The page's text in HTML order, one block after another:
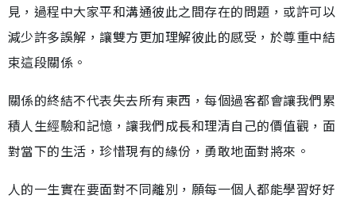
見，過程中大家平和溝通彼此之間存在的問題，或許可以
減少許多誤解，讓雙方更加理解彼此的感受，於尊重中結
束這段關係。
關係的終結不代表失去所有東西，每個過客都會讓我們累
積人生經驗和記憶，讓我們成長和理清自己的價值觀，面
對當下的生活，珍惜現有的緣份，勇敢地面對將來。
人的一生實在要面對不同離別，願每一個人都能學習好好